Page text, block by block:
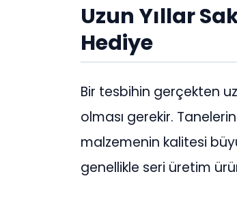
Uzun Yıllar
Hediye
Bir tesbihin gerçekten
olması gerekir.
malzemenin kalitesi
genellikle seri üretim